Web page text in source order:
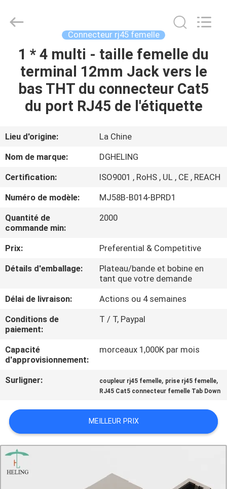
MAISON
PRODUITS
SUJET
DE
NOUS
VISITE
D'USINE
CONTRÔLE
DE
CONTACTEZ-
NOUS
DEMANDEZ
UNE
PLAN
DU
SITE
Ltd..
Developed
Connecteur rj45 femelle
1 * 4 multi - taille femelle du
terminal 12mm Jack vers le
bas THT du connecteur Cat5
du port RJ45 de l'étiquette
Lieu d'origine:
La Chine
Nom de marque:
DGHELING
Certification:
ISO9001 , RoHS , UL , CE , REACH
Numéro de modèle:
MJ58B-B014-BPRD1
Quantité de
commande min:
2000
Prix:
Preferential & Competitive
Détails d'emballage:
Plateau/bande et bobine en
tant que votre demande
Délai de livraison:
Actions ou 4 semaines
Conditions de
paiement:
T / T, Paypal
Capacité
d'approvisionnement:
morceaux 1,000K par mois
Surligner: coupleur rj45 femelle, prise rj45 femelle,
RJ45 Cat5 connecteur femelle Tab Down
MEILLEUR PRIX